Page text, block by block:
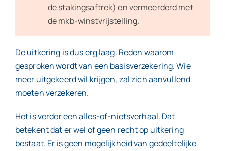
de stakingsaftrek) en vermeerderd met
de mkb-winstvrijstelling.
De uitkering is dus erg laag. Reden waarom
gesproken wordt van een basisverzekering. Wie
meer uitgekeerd wil krijgen, zal zich aanvullend
moeten verzekeren.
Het is verder een alles-of-nietsverhaal. Dat
betekent dat er wel of geen recht op uitkering
bestaat. Er is geen mogelijkheid van gedeeltelijke